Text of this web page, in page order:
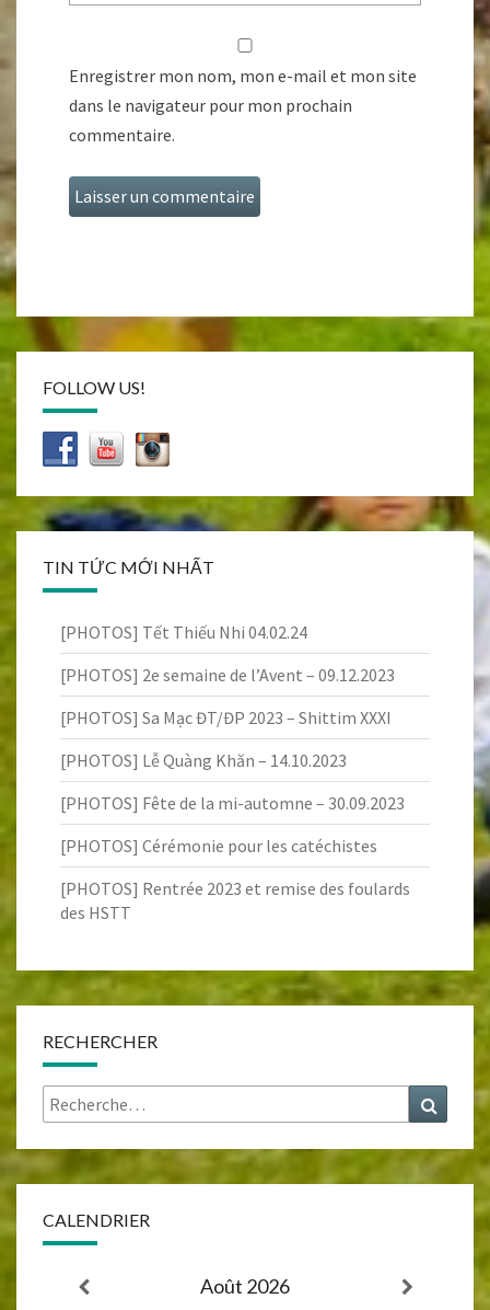
Enregistrer mon nom, mon e-mail et mon site
dans le navigateur pour mon prochain
commentaire.
FOLLOW US!
TIN TỨC MỚI NHẤT
[PHOTOS] Tết Thiếu Nhi 04.02.24
[PHOTOS] 2e semaine de l’Avent – 09.12.2023
[PHOTOS] Sa Mạc ĐT/ĐP 2023 – Shittim XXXI
[PHOTOS] Lễ Quàng Khăn – 14.10.2023
[PHOTOS] Fête de la mi-automne – 30.09.2023
[PHOTOS] Cérémonie pour les catéchistes
[PHOTOS] Rentrée 2023 et remise des foulards
des HSTT
RECHERCHER
Rechercher :
CALENDRIER
Août 2026